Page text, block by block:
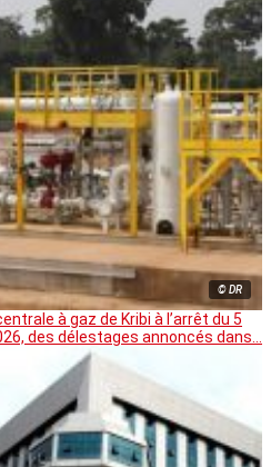
© DR
à gaz de Kribi à l’arrêt du 5
des délestages annoncés dans…